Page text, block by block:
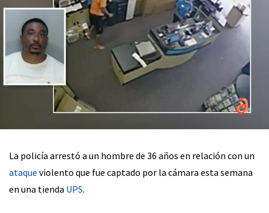
La policía arrestó a un hombre de 36 años en relación con un
ataque violento que fue captado por la cámara esta semana
en una tienda UPS.